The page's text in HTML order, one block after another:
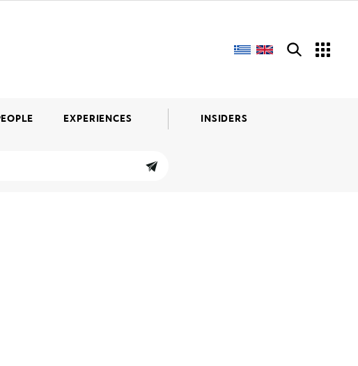
EXPERIENCES INSIDERS